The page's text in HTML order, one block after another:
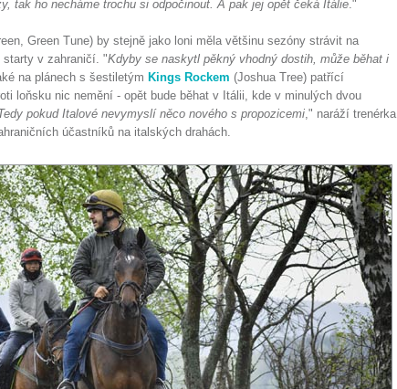
tak ho necháme trochu si odpočinout. A pak jej opět čeká Itálie."
Green Tune) by stejně jako loni měla většinu sezóny strávit na
starty v zahraničí. "Kdyby se naskytl pěkný vhodný dostih, může běhat i
na plánech s šestiletým Kings Rockem (Joshua Tree) patřící
loňsku nic nemění - opět bude běhat v Itálii, kde v minulých dvou
pokud Italové nevymyslí něco nového s propozicemi," naráží trenérka
účastníků na italských drahách.